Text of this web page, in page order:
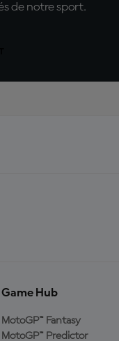
de notre sport.
Game Hub
MotoGP™ Fantasy
MotoGP™ Predictor